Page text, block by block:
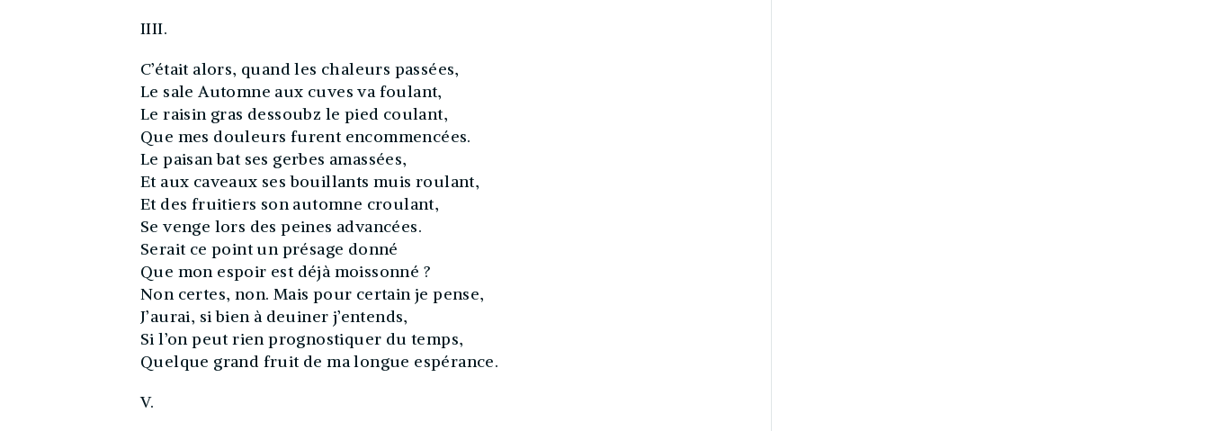
IIII.
C’était alors, quand les chaleurs passées,
Le sale Automne aux cuves va foulant,
Le raisin gras dessoubz le pied coulant,
Que mes douleurs furent encommencées.
Le paisan bat ses gerbes amassées,
Et aux caveaux ses bouillants muis roulant,
Et des fruitiers son automne croulant,
Se venge lors des peines advancées.
Serait ce point un présage donné
Que mon espoir est déjà moissonné ?
Non certes, non. Mais pour certain je pense,
J’aurai, si bien à deuiner j’entends,
Si l’on peut rien prognostiquer du temps,
Quelque grand fruit de ma longue espérance.
V.